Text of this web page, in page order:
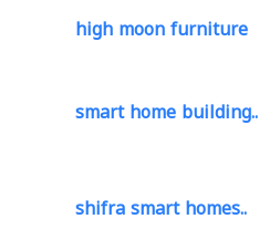
high moon furniture
smart home building..
shifra smart homes..